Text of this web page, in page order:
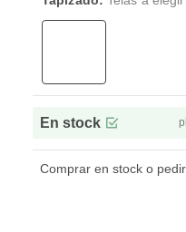
En stock
Comprar en stock o